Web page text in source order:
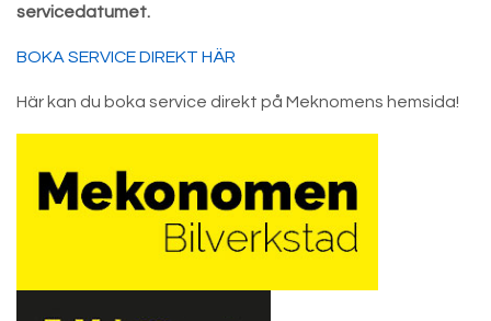
servicedatumet.
BOKA SERVICE DIREKT HÄR
Här kan du boka service direkt på Meknomens hemsida!